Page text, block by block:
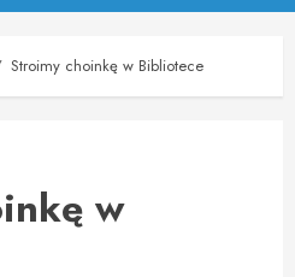
Stroimy choinkę w Bibliotece
w